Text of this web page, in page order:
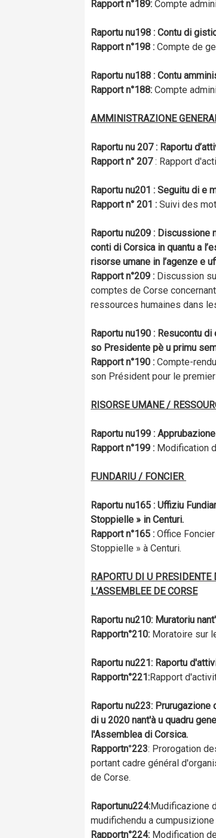
Rapport n°189: Compte
Raportu nu198 : Contu di
Rapport n°198 : Compte de
Raportu nu188 : Contu
Rapport n°188: Compte
AMMINISTRAZIONE
Raportu nu 207 : Raportu
Rapport n° 207: Rapport
Raportu nu201 : Seguitu di e
Rapport n° 201 : Suivi des
Raportu nu209 : Discussione
conti di Corsica in quantu a
risorse umane in l’agenze e
Rapport n°209 : Discussion
comptes de Corse
ressources humaines dans
Raportu nu190 : Resucontu
so Presidente pè u primu
Rapport n°190 : Compte-
son Président pour le
RISORSE UMANE /
Raportu nu199 :
Rapport n°199 : Modification
FUNDARIU / FONCIER
Raportu nu165 : Uffiziu
Stoppielle » in Centuri.
Rapport n°165 : Office
Stoppielle » à Centuri.
RAPORTU DI U
L’ASSEMBLEE DE CORSE
Raportu nu210: Muratoriu
Rapportn°210: Moratoire sur
Raportu nu221: Raportu
Rapportn°221:Rapport
Raportu nu223: Prurugazione
di u 2020 nant'à u quadru
l'Assemblea di Corsica.
Rapportn°223: Prorogation
portant cadre général
de Corse.
Raportunu224:Mudificazione
mudifichendu a
Rapportn°224: Modification